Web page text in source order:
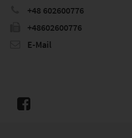
+48 602600776
+48602600776
E-Mail